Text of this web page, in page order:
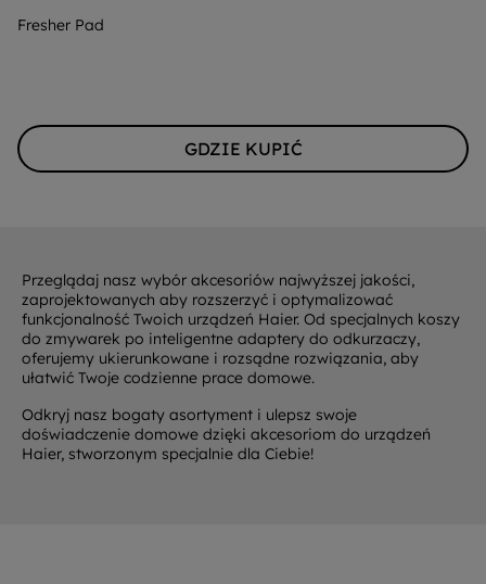
Fresher Pad
GDZIE KUPIĆ
Przeglądaj nasz wybór akcesoriów najwyższej jakości,
zaprojektowanych aby rozszerzyć i optymalizować
funkcjonalność Twoich urządzeń Haier. Od specjalnych koszy
do zmywarek po inteligentne adaptery do odkurzaczy,
oferujemy ukierunkowane i rozsądne rozwiązania, aby
ułatwić Twoje codzienne prace domowe.
Odkryj nasz bogaty asortyment i ulepsz swoje
doświadczenie domowe dzięki akcesoriom do urządzeń
Haier, stworzonym specjalnie dla Ciebie!